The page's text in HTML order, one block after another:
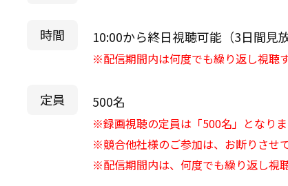
時間 10:00から終日視聴可能（3日間見放
※配信期間内は何度でも繰り返し視聴
定員 500名
※録画視聴の定員は「500名」となりま
※競合他社様のご参加は、お断りさせ
※配信期間内は、何度でも繰り返し視